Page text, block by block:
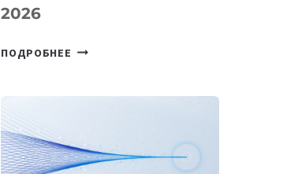
2026
ПОДРОБНЕЕ HIGGSFIELD
BÖRÜ
НА